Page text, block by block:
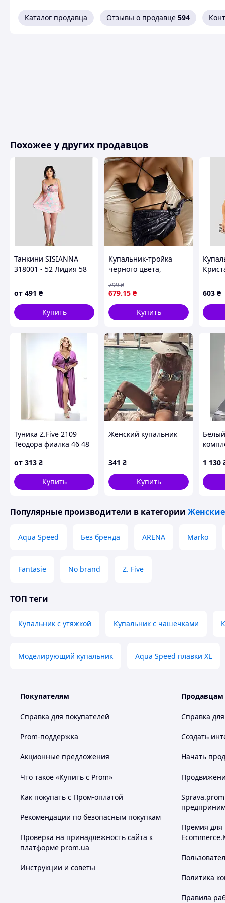
Каталог продавца Отзывы о продавце 594
Похожее у других продавцов
Танкини SISIANNA
318001 - 52 Лидия 58
размеры
от 491 ₴
Купить
Купальник-тройка
черного цвета,
юбкой черного цвета,
раздельный
купальник с накидкой
679.15 ₴
799₴
Купить
603 ₴
Туника Z.Five 2109
Теодора фиалка 46 48
от 313 ₴
Купить
Женский купальник
341 ₴
Купить
1 130
Популярные производители в категории
Aqua Speed Без бренда ARENA Marko
Fantasie No brand Z. Five
ТОП теги
Купальник с утяжкой Купальник с чашечками
Моделирующий купальник Aqua Speed плавки XL
Покупателям
Справка для покупателей
Prom-поддержка
Акционные предложения
Что такое «Купить с Prom»
Как покупать с Пром-оплатой
Рекомендации по безопасным покупкам
Проверка на принадлежность сайта к
платформе prom.ua
Инструкции и советы
Продавцам
Справка
Создать
Начать
Премия для
Политика
Правила